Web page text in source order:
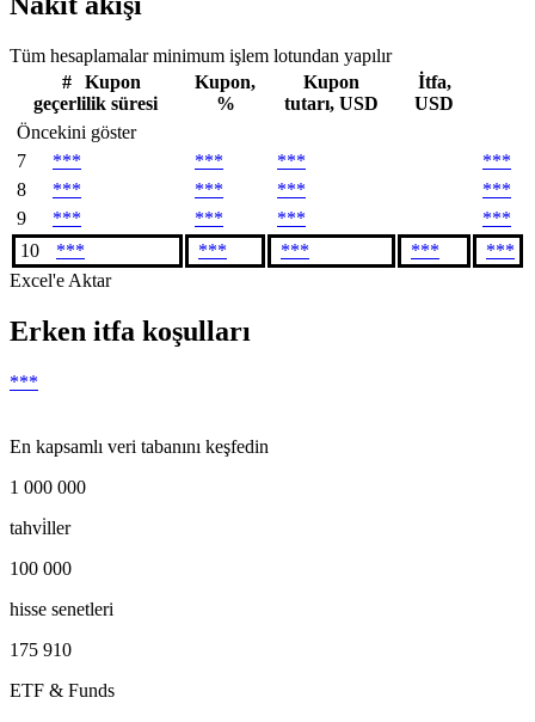
Tüm hesaplamalar minimum işlem lotundan yapılır
#
Kupon
geçerlilik süresi
Kupon,
%
Kupon
tutarı, USD
İtfa,
USD
Öncekini göster
7
*** *** ***
***
8
*** *** ***
***
9
*** *** ***
***
10
*** *** *** ***
***
Excel'e Aktar
Erken itfa koşulları
***
En kapsamlı veri tabanını keşfedin
1 000 000
tahvi̇ller
100 000
hisse senetleri
175 910
ETF & Funds